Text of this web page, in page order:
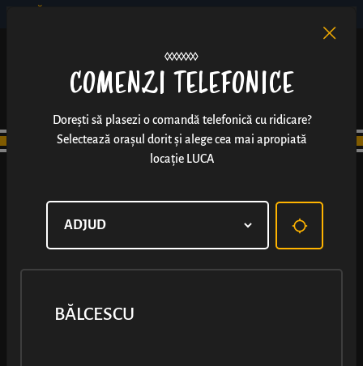
COMENZI TELEFONICE
Dorești să plasezi o comandă telefonică cu ridicare?
Selectează orașul dorit și alege cea mai apropiată
locație LUCA
BĂLCESCU